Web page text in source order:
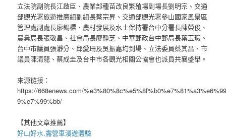
立法院副院長江啟臣、農業部種苗改良繁殖場副場長劉明宗、交通
部觀光署旅遊推廣組副組長蔡宗昇、交通部觀光署參山國家風景區
管理處副處長廖錫標、農村發展及水土保持署台中分署長陳榮俊、
農業局長張敬昌、社會局長廖靜芝、中華郵政台中郵局長葉玉瑕、
台中市議員張瀞分、邱愛珊及吳振嘉均到場、立法委員蔡其昌、市
議員陳清龍、蔡成圭及台中市各觀光相關公協會也派員共襄盛舉。
來源链接：
https://668enews.com/
9%e7%99%bb/
【其他文章推薦】
好山好水,露營車漫遊體驗